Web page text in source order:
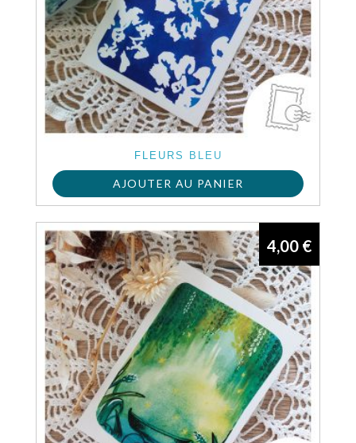
FLEURS BLEU
AJOUTER AU PANIER
4,00 €